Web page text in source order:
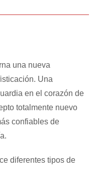
una nueva
Una
en el corazón de
totalmente nuevo
confiables de
diferentes tipos de